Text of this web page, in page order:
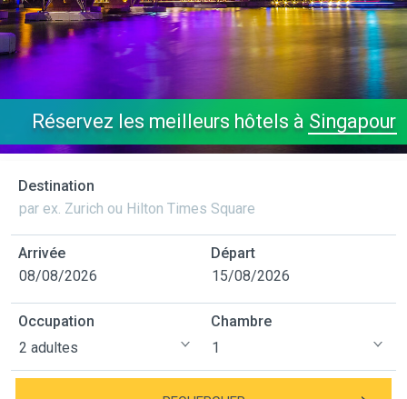
Réservez les meilleurs hôtels à Singapour
Destination
Arrivée Départ
Occupation Chambre